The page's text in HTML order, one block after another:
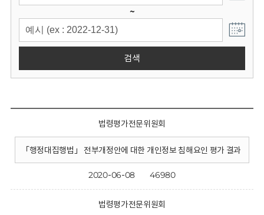
~
검색
법령평가전문위원회
「행정대집행법」 전부개정안에 대한 개인정보 침해요인 평가 결과
2020-06-08 46980
법령평가전문위원회